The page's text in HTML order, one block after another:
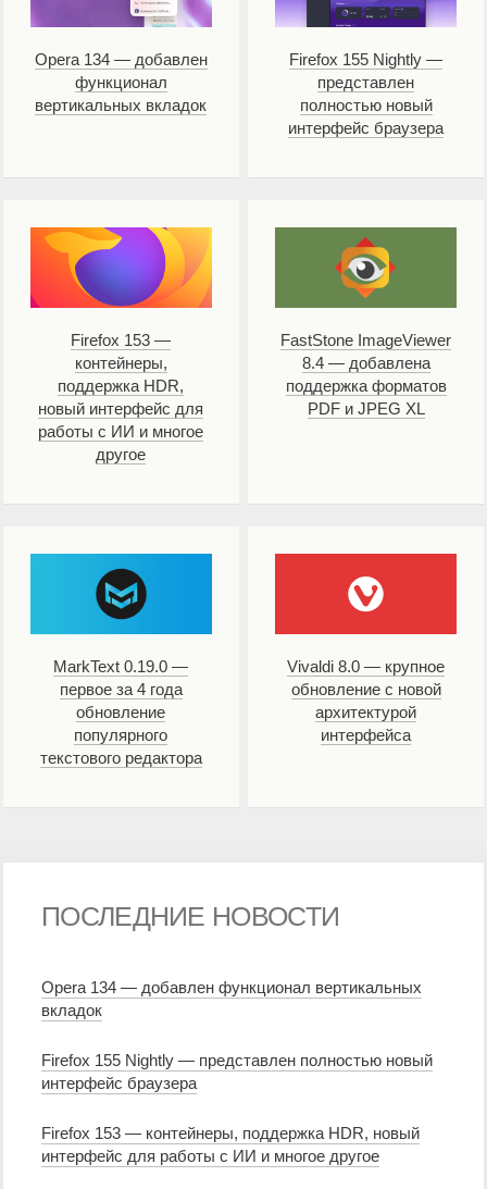
Opera 134 — добавлен
функционал
вертикальных вкладок
Firefox 155 Nightly —
представлен
полностью новый
интерфейс браузера
Firefox 153 —
контейнеры,
поддержка HDR,
новый интерфейс для
работы с ИИ и многое
другое
FastStone ImageViewer
8.4 — добавлена
поддержка форматов
PDF и JPEG XL
MarkText 0.19.0 —
первое за 4 года
обновление
популярного
текстового редактора
Vivaldi 8.0 — крупное
обновление с новой
архитектурой
интерфейса
ПОСЛЕДНИЕ НОВОСТИ
Opera 134 — добавлен функционал вертикальных
вкладок
Firefox 155 Nightly — представлен полностью новый
интерфейс браузера
Firefox 153 — контейнеры, поддержка HDR, новый
интерфейс для работы с ИИ и многое другое